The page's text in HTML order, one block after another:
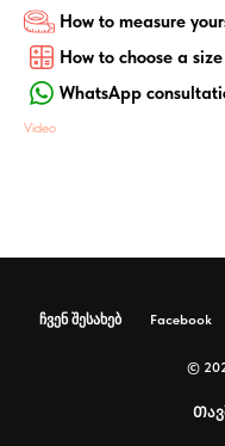
How to measure
How to choose a size
WhatsApp
Video
ჩვენ შესახებ Facebook
©